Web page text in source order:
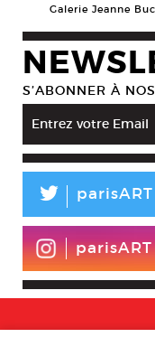
Galerie Jeanne
S’ABONNER À
L